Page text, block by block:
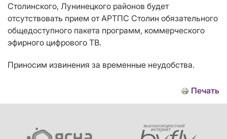
Столинского, Лунинецкого районов будет
отсутствовать прием от АРТПС Столин обязательного
общедоступного пакета программ, коммерческого
эфирного цифрового ТВ.
Приносим извинения за временные неудобства.
Печать